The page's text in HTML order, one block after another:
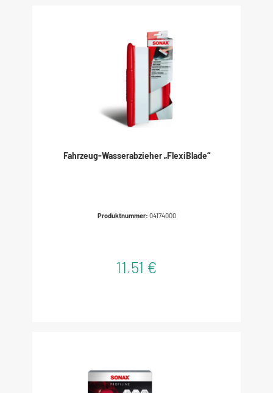
Fahrzeug-Wasserabzieher „FlexiBlade“
Produktnummer: 04174000
11,51 €